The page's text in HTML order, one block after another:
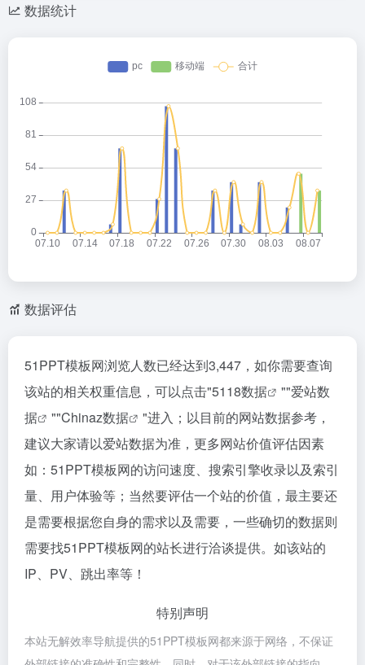
数据统计
数据评估
51PPT模板网浏览人数已经达到3,447，如你需要查询
该站的相关权重信息，可以点击"5118数据 ""爱站数
据
""Chinaz数据
"进入；以目前的网站数据参考，
建议大家请以爱站数据为准，更多网站价值评估因素
如：51PPT模板网的访问速度、搜索引擎收录以及索引
量、用户体验等；当然要评估一个站的价值，最主要还
是需要根据您自身的需求以及需要，一些确切的数据则
需要找51PPT模板网的站长进行洽谈提供。如该站的
IP、PV、跳出率等！
特别声明
本站无解效率导航提供的51PPT模板网都来源于网络，不保证